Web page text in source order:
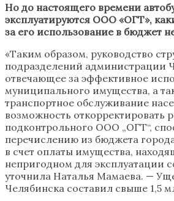
Но до настоящего времени
эксплуатируются ООО «ОГТ»,
за его использование в бюджет
«Таким образом, руководство
подразделений администрации
отвечающее за эффективное
муниципального имущества, а
транспортное обслуживание
возможность откорректировать
подконтрольного ООО „ОГТ“,
перечислению из бюджета
в счет оплаты имущества,
непригодном для эксплуатации
уточнила Наталья Мамаева. —
Челябинска составил свыше 1,5